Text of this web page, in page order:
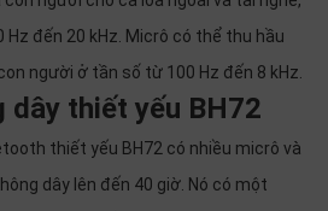
đến 20 kHz. Micrô có thể thu hầu
người ở tần số từ 100 Hz đến 8 kHz.
dây thiết yếu BH72
thiết yếu BH72 có nhiều micrô và
dây lên đến 40 giờ. Nó có một